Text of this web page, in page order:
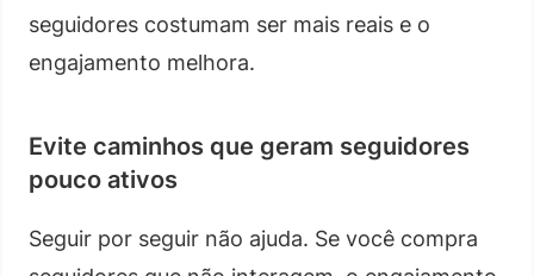
seguidores costumam ser mais reais e o
engajamento melhora.
Evite caminhos que geram seguidores
pouco ativos
Seguir por seguir não ajuda. Se você compra